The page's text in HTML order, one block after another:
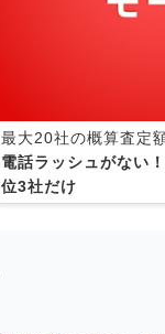
最大20社の概算査定
電話ラッシュがない
位3社だけ